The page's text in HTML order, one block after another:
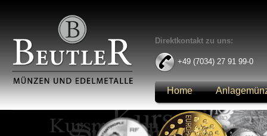
Direktkontakt zu uns:
+49 (7034) 27 91 99-0
Home
Anmelden